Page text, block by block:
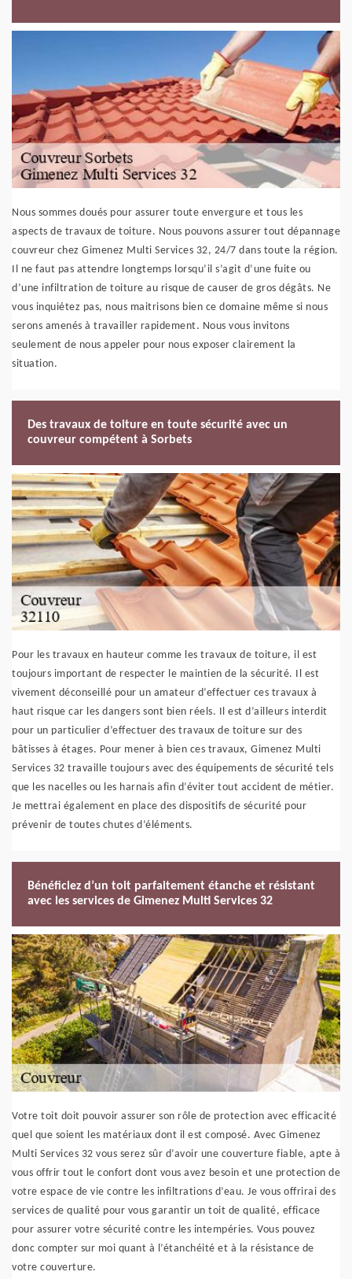
Nous sommes doués pour assurer toute envergure et tous les
aspects de travaux de toiture. Nous pouvons assurer tout dépannage
couvreur chez Gimenez Multi Services 32, 24/7 dans toute la région.
Il ne faut pas attendre longtemps lorsqu’il s’agit d’une fuite ou
d’une infiltration de toiture au risque de causer de gros dégâts. Ne
vous inquiétez pas, nous maitrisons bien ce domaine même si nous
serons amenés à travailler rapidement. Nous vous invitons
seulement de nous appeler pour nous exposer clairement la
situation.
Des travaux de toiture en toute sécurité avec un
couvreur compétent à Sorbets
Pour les travaux en hauteur comme les travaux de toiture, il est
toujours important de respecter le maintien de la sécurité. Il est
vivement déconseillé pour un amateur d’effectuer ces travaux à
haut risque car les dangers sont bien réels. Il est d’ailleurs interdit
pour un particulier d’effectuer des travaux de toiture sur des
bâtisses à étages. Pour mener à bien ces travaux, Gimenez Multi
Services 32 travaille toujours avec des équipements de sécurité tels
que les nacelles ou les harnais afin d’éviter tout accident de métier.
Je mettrai également en place des dispositifs de sécurité pour
prévenir de toutes chutes d’éléments.
Bénéficiez d’un toit parfaitement étanche et résistant
avec les services de Gimenez Multi Services 32
Votre toit doit pouvoir assurer son rôle de protection avec efficacité
quel que soient les matériaux dont il est composé. Avec Gimenez
Multi Services 32 vous serez sûr d’avoir une couverture fiable, apte à
vous offrir tout le confort dont vous avez besoin et une protection de
votre espace de vie contre les infiltrations d’eau. Je vous offrirai des
services de qualité pour vous garantir un toit de qualité, efficace
pour assurer votre sécurité contre les intempéries. Vous pouvez
donc compter sur moi quant à l’étanchéité et à la résistance de
votre couverture.